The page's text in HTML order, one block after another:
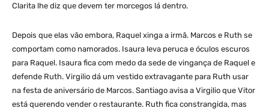
Clarita lhe diz que devem ter morcegos lá dentro.
Depois que elas vão embora, Raquel xinga a ir­mã. Marcos e Ruth se
comportam como namorados. Isaura leva peruca e óculos escuros
para Raquel. Isaura fica com medo da sede de vingança de Raquel e
defende Ruth. Virgilio dá um vestido extravagante para Ruth usar
na festa de aniversário de Marcos. Santiago avisa a Virgilio que Vitor
está querendo vender o restaurante. Ruth fica constrangida, mas